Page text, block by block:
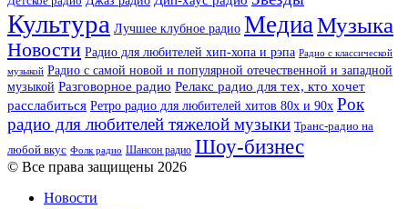
Культура Лучшее клубное радио МедиаМузыка
Новости Радио для любителей хип-хопа и рэпа Радио с классической
музыкой Радио с самой новой и популярной отечественной и западной
музыкой Разговорное радио Релакс радио для тех, кто хочет
расслабиться Ретро радио для любителей хитов 80х и 90х Рок
радио для любителей тяжелой музыки Транс-радио на
любой вкус Фолк радио Шансон радио Шоу-бизнес
© Все права защищены 2026
Новости